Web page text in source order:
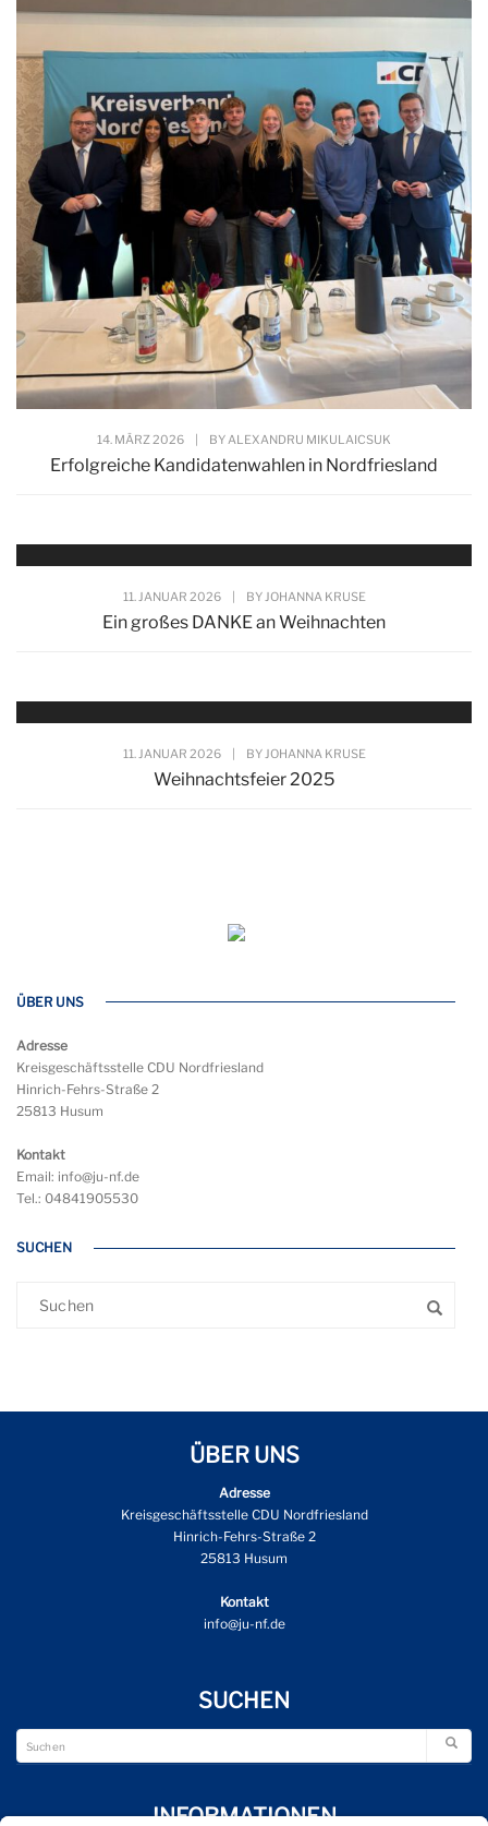
14. MÄRZ 2026 | BY ALEXANDRU MIKULAICSUK
Erfolgreiche Kandidatenwahlen in Nordfriesland
11. JANUAR 2026 | BY JOHANNA KRUSE
Ein großes DANKE an Weihnachten
11. JANUAR 2026 | BY JOHANNA KRUSE
Weihnachtsfeier 2025
ÜBER UNS
Adresse
Kreisgeschäftsstelle CDU Nordfriesland
Hinrich-Fehrs-Straße 2
25813 Husum
Kontakt
Email: info@ju-nf.de
Tel.: 04841905530
SUCHEN
ÜBER UNS
Adresse
Kreisgeschäftsstelle CDU Nordfriesland
Hinrich-Fehrs-Straße 2
25813 Husum
Kontakt
info@ju-nf.de
SUCHEN
INFORMATIONEN